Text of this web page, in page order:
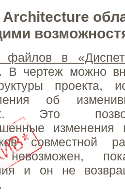
файлов в
. В чертеж можно
проекта,
об
Это
изменения
совместной
и он не